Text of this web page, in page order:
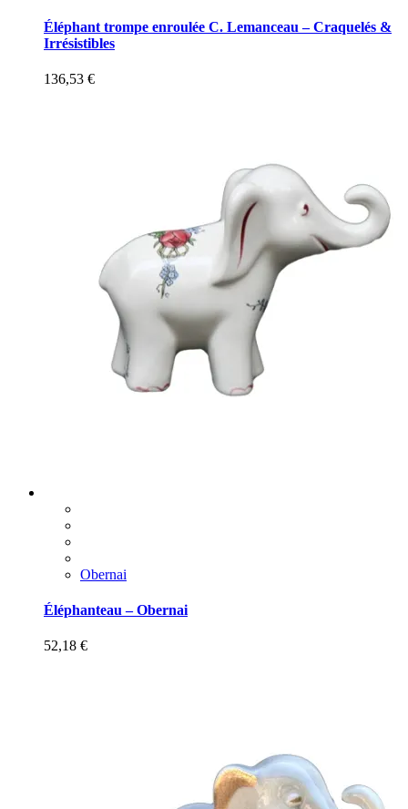
Éléphant trompe enroulée C. Lemanceau – Craquelés &
Irrésistibles
136,53 €
Obernai
Éléphanteau – Obernai
52,18 €